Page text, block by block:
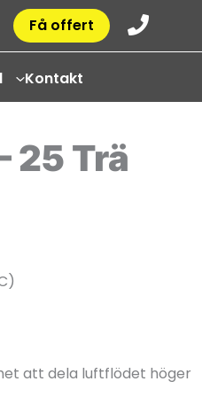
Få offert
Kontakt
25 Trä
att dela luftflödet höger